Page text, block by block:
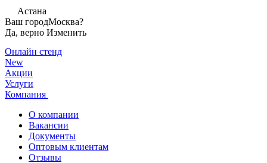
Астана
Ваш городМосква?
Да, верно Изменить
Онлайн стенд
New
Акции
Услуги
Компания
О компании
Вакансии
Документы
Оптовым клиентам
Отзывы